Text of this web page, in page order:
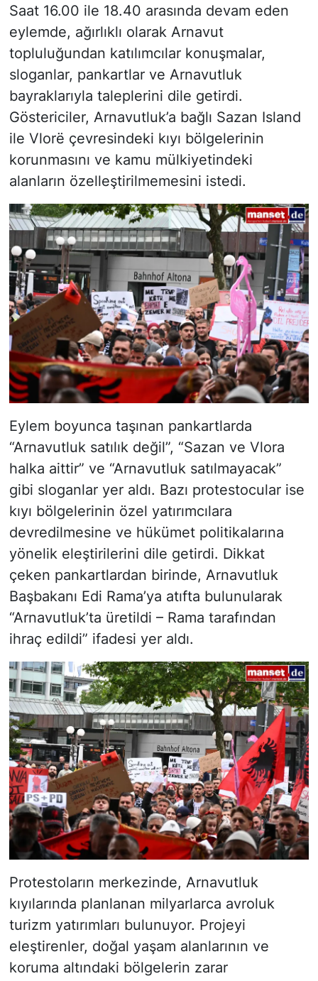
Saat 16.00 ile 18.40 arasında devam eden
eylemde, ağırlıklı olarak Arnavut
topluluğundan katılımcılar konuşmalar,
sloganlar, pankartlar ve Arnavutluk
bayraklarıyla taleplerini dile getirdi.
Göstericiler, Arnavutluk’a bağlı Sazan Island
ile Vlorë çevresindeki kıyı bölgelerinin
korunmasını ve kamu mülkiyetindeki
alanların özelleştirilmemesini istedi.
Eylem boyunca taşınan pankartlarda
“Arnavutluk satılık değil”, “Sazan ve Vlora
halka aittir” ve “Arnavutluk satılmayacak”
gibi sloganlar yer aldı. Bazı protestocular ise
kıyı bölgelerinin özel yatırımcılara
devredilmesine ve hükümet politikalarına
yönelik eleştirilerini dile getirdi. Dikkat
çeken pankartlardan birinde, Arnavutluk
Başbakanı Edi Rama’ya atıfta bulunularak
“Arnavutluk’ta üretildi – Rama tarafından
ihraç edildi” ifadesi yer aldı.
Protestoların merkezinde, Arnavutluk
kıyılarında planlanan milyarlarca avroluk
turizm yatırımları bulunuyor. Projeyi
eleştirenler, doğal yaşam alanlarının ve
koruma altındaki bölgelerin zarar